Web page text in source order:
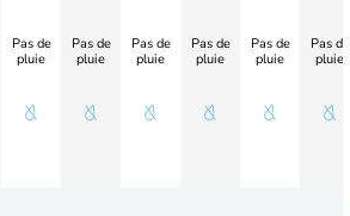
Pas de
pluie
Pas de
pluie
Pas de
pluie
Pas de
pluie
Pas de
pluie
Pas de
pluie